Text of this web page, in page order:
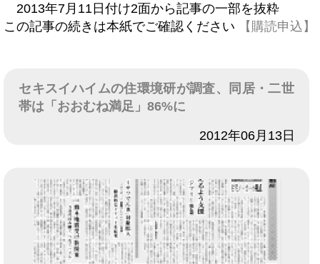
2013年7月11日付け2面から記事の一部を抜粋
この記事の続きは本紙でご確認ください
【購読申込】
セキスイハイムの住環境研が調査、同居・二世
帯は「おおむね満足」86%に
2012年06月13日